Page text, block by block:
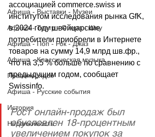
Афиша - Выставки - Музеи
Афиша - Театр - Опера - Шоу
Афиша - Поп - Рок - Джаз
Афиша - Классическая музыка
Правопорядок
Афиша - Русские события
История
Недвижимость
ассоциацией commerce.swiss и
институтом исследования рынка GfK,
в 2024 году швейцарские
потребители приобрели в Интернете
товаров на сумму 14,9 млрд шв.фр.,
что на 3,5 % больше по сравнению с
предыдущим годом, сообщает
Swissinfo.
Рост онлайн-продаж был
обусловлен 18-процентным
увеличением покупок за